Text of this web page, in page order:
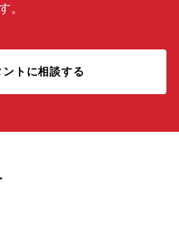
。
トに相談する